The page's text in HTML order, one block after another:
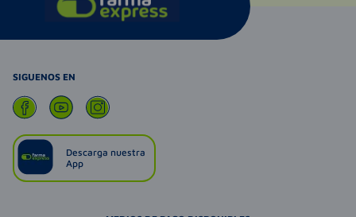
SIGUENOS EN
Descarga nuestra
App